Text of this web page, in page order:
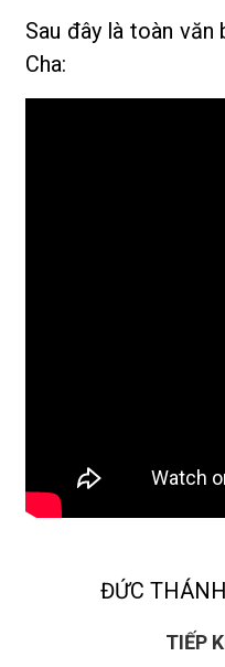
Sau đây là toàn
Cha:
ĐỨC
TIẾP